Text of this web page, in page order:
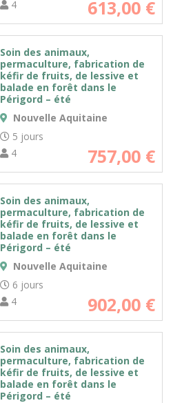
4 613,00 €
Soin des animaux,
permaculture, fabrication de
kéfir de fruits, de lessive et
balade en forêt dans le
Périgord – été
Nouvelle Aquitaine
5 jours
4
757,00 €
Soin des animaux,
permaculture, fabrication de
kéfir de fruits, de lessive et
balade en forêt dans le
Périgord – été
Nouvelle Aquitaine
6 jours
4
902,00 €
Soin des animaux,
permaculture, fabrication de
kéfir de fruits, de lessive et
balade en forêt dans le
Périgord – été